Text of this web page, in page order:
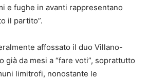
e fughe in avanti rappresentano
il partito”.
affossato il duo Villano-
già da mesi a “fare voti”, soprattutto
limitrofi, nonostante le